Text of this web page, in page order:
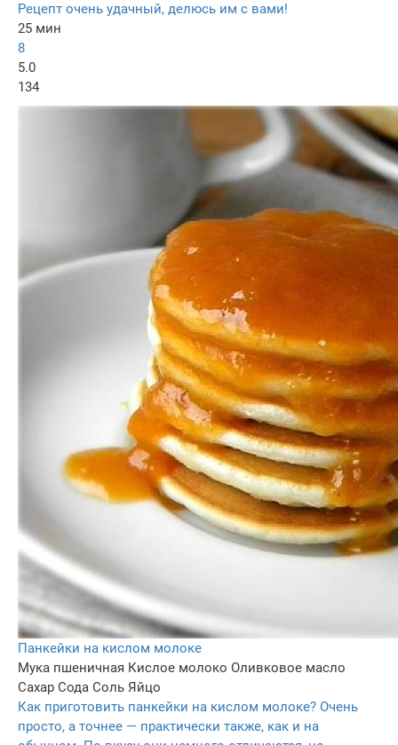
Рецепт очень удачный, делюсь им с вами!
25 мин
8
5.0
134
Панкейки на кислом молоке
Мука пшеничная Кислое молоко Оливковое масло
Сахар Сода Соль Яйцо
Как приготовить панкейки на кислом молоке? Очень
просто, а точнее — практически также, как и на